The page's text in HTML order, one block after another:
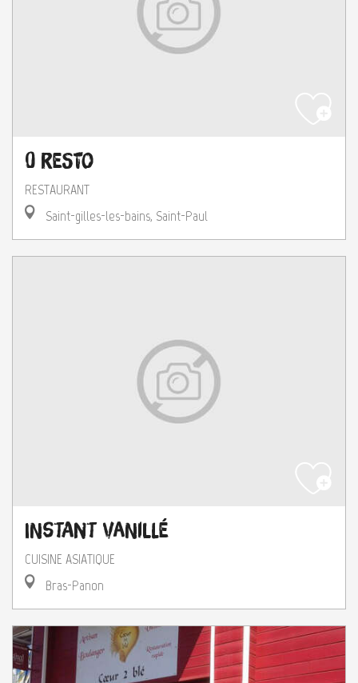
O Resto
RESTAURANT
Saint-gilles-les-bains, Saint-Paul
Instant Vanillé
CUISINE ASIATIQUE
Bras-Panon